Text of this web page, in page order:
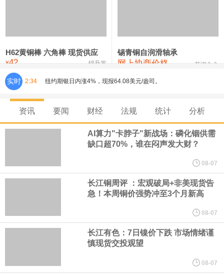
氯化镍 38,300—40,300 39,300 0
H62黄铜棒 六角棒 现货供应
¥42 锦升发
锡青铜自润滑轴承
网上协商价格 芜湖合金
实时 2:34 纽约期银日内涨4%，现报64.08美元/盎司。
宇树科技董事长、总经理兼首席技术官王兴兴在网上路演时表示，
经过多年研发创新和技术积累，公司逐步形成了包括一体化关节集
心技术等多项已商业化应用的核心技术并已应用于公司的高性能通
美国总统特朗普6日否认他对国防部长赫格塞思不满，称对赫格塞思
资讯 要闻 财经 法规 统计 分析
AI算力"卡脖子"新战场：磷化铟供需
缺口超70%，谁在闷声发大财？
08-07
长江铜周评 ：宏观破局+非美现货告
急！本周铜价强势冲至3个月新高
08-07
长江有色：7日镍价下跌 市场情绪谨
慎现货交投观望
08-07